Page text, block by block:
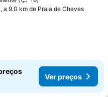
a 9.0 km de Praia de Chaves
Ver preços